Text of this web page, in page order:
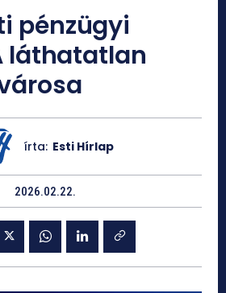
pénzügyi
láthatatlan
írta: Esti Hírlap
2026.02.22.